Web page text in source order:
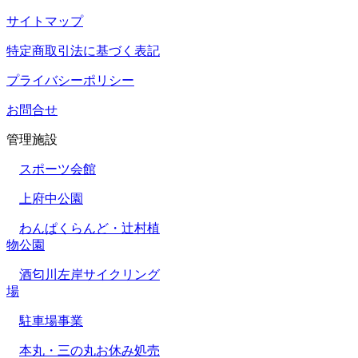
サイトマップ
特定商取引法に基づく表記
プライバシーポリシー
お問合せ
管理施設
スポーツ会館
上府中公園
わんぱくらんど・辻村植
物公園
酒匂川左岸サイクリング
場
駐車場事業
本丸・三の丸お休み処売